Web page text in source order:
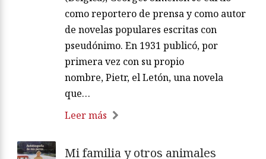
como reportero de prensa y como autor
de novelas populares escritas con
pseudónimo. En 1931 publicó, por
primera vez con su propio
nombre, Pietr, el Letón, una novela
que…
Leer más
Mi familia y otros animales